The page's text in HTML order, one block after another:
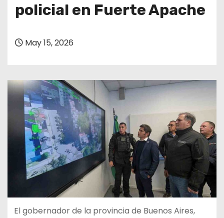
policial en Fuerte Apache
May 15, 2026
El gobernador de la provincia de Buenos Aires,